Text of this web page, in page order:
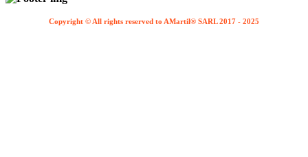
Copyright © All rights reserved to AMartil® SARL 2017 - 2025